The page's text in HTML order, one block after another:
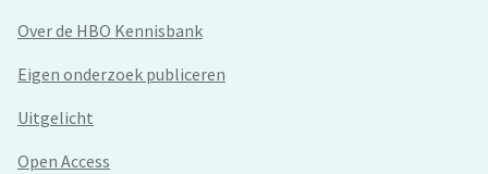
Over de HBO Kennisbank
Eigen onderzoek publiceren
Uitgelicht
Open Access